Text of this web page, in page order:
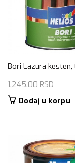
Bori Lazura kesten,
1,245.00 RSD
Dodaj u korpu